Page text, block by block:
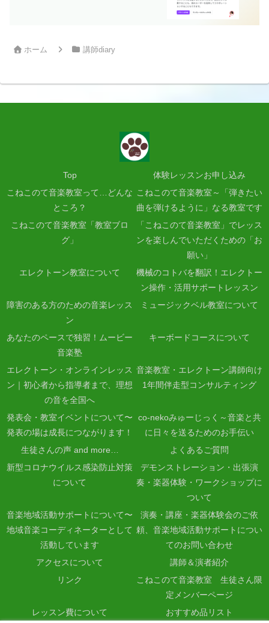
ホーム 講師diary
Top
体験レッスンお申し込み
こねこのて音楽教室って…どんな
ところ？
こねこのて音楽教室～「弾きたい
曲を弾けるように」なる教室です
こねこのて音楽教室「教室ブロ
グ」
「こねこのて音楽教室」でレッス
ンを楽しんでいただくための「お
願い」
エレクトーン教室について
機械のコトバを翻訳！エレクトー
ン操作・活用サポートレッスン
障害のある方のための音楽レッス
ン
ミュージックベル教室について
あなたのペースで独習！ムービー
音楽塾
キーボードコースについて
エレクトーン・オンラインレッス
ン｜初心者から指導者まで、理想
の音を全国へ
音楽教室・エレクトーン講師向け
1年間伴走型コンサルティング
発表会・教室イベントについて〜
発表の場は成長につながります！
co-nekoみゅーじっく～音楽と共
に日々を送るためのお手伝い
生徒さんの声 and more…
よくあるご質問
新型コロナウイルス感染防止対策
について
デモンストレーション・出張演
奏・楽器体験・ワークショップに
ついて
音楽地域活動サポートについて〜
地域音楽コーディネーターとして
活動しています
演奏・講座・楽器体験会のご依
頼、音楽地域活動サポートについ
てのお問い合わせ
アクセスについて
講師＆演者紹介
リンク
こねこのて音楽教室 生徒さん限
定メンバーページ
レッスン費について
おすすめ品リスト